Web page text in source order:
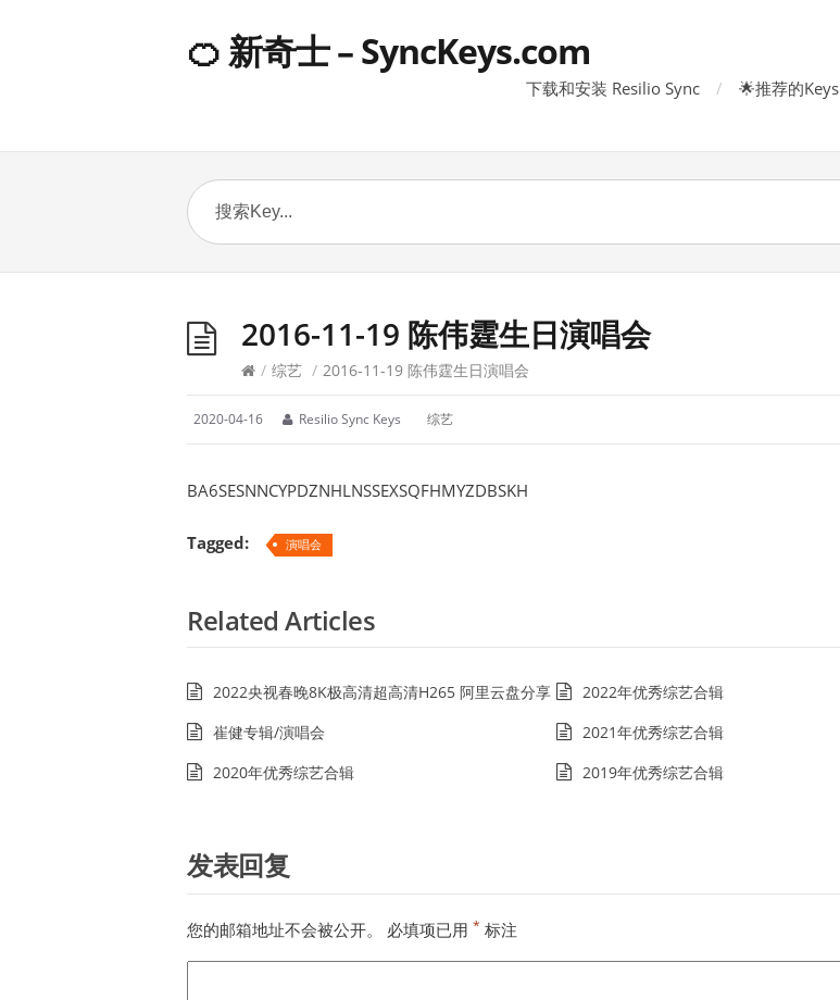
🍊 新奇士 – SyncKeys.com
下载和安装 Resilio Sync 🌟推荐的Keys
2016-11-19 陈伟霆生日演唱会
/ 综艺 / 2016-11-19 陈伟霆生日演唱会
2020-04-16 Resilio Sync Keys 综艺
BA6SESNNCYPDZNHLNSSEXSQFHMYZDBSKH
Tagged: 演唱会
Related Articles
2022央视春晚8K极高清超高清H265 阿里云盘分享
2022年优秀综艺合辑
崔健专辑/演唱会
2021年优秀综艺合辑
2020年优秀综艺合辑
2019年优秀综艺合辑
发表回复
您的邮箱地址不会被公开。 必填项已用 * 标注